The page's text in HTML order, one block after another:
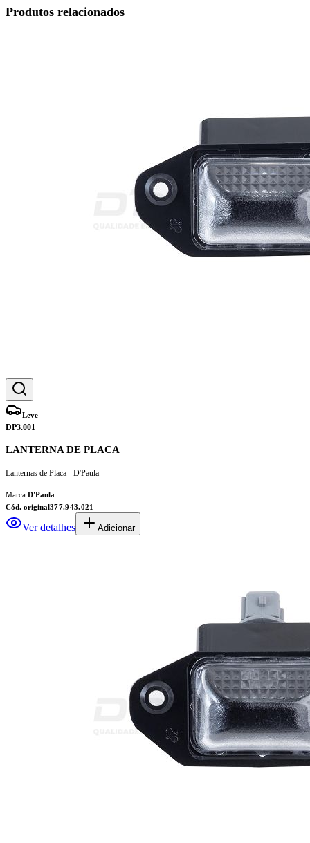
Produtos relacionados
Leve
DP3.001
LANTERNA DE PLACA
Lanternas de Placa - D'Paula
Marca:D'Paula
Cód. original377.943.021
Ver detalhes Adicionar